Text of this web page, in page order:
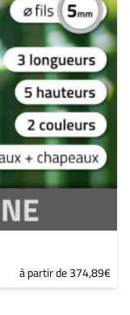
à partir de 374,89€